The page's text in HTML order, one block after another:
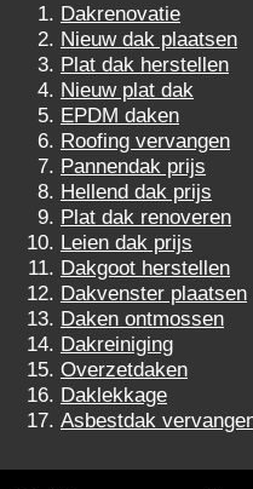
Dakrenovatie
Nieuw dak plaatsen
Plat dak herstellen
Nieuw plat dak
EPDM daken
Roofing vervangen
Pannendak prijs
Hellend dak prijs
Plat dak renoveren
Leien dak prijs
Dakgoot herstellen
Dakvenster plaatsen
Daken ontmossen
Dakreiniging
Overzetdaken
Daklekkage
Asbestdak